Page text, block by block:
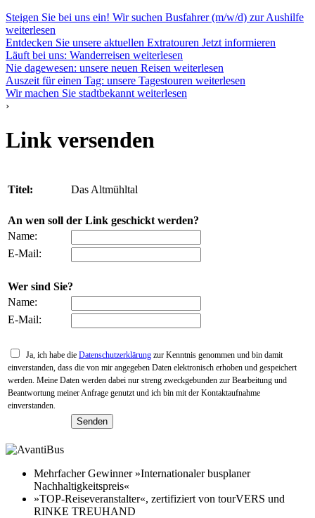
Steigen Sie bei uns ein! Wir suchen Busfahrer (m/w/d) zur Aushilfe
weiterlesen
Entdecken Sie unsere aktuellen Extratouren Jetzt informieren
Läuft bei uns: Wanderreisen weiterlesen
Nie dagewesen: unsere neuen Reisen weiterlesen
Auszeit für einen Tag: unsere Tagestouren weiterlesen
Wir machen Sie stadtbekannt weiterlesen
›
Link versenden
Titel: Das Altmühltal
An wen soll der Link geschickt werden?
Name:
E-Mail:
Wer sind Sie?
Name:
E-Mail:
Ja, ich habe die Datenschutzerklärung zur Kenntnis genommen und bin damit
einverstanden, dass die von mir angegeben Daten elektronisch erhoben und gespeichert
werden. Meine Daten werden dabei nur streng zweckgebunden zur Bearbeitung und
Beantwortung meiner Anfrage genutzt und ich bin mit der Kontaktaufnahme
einverstanden.
Mehrfacher Gewinner »Internationaler busplaner
Nachhaltigkeitspreis«
»TOP-Reiseveranstalter«, zertifiziert von tourVERS und
RINKE TREUHAND